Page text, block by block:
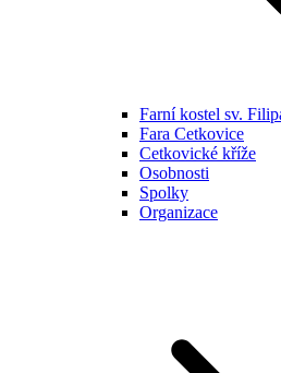
Farní kostel sv.
Fara Cetkovice
Cetkovické kříže
Osobnosti
Spolky
Organizace